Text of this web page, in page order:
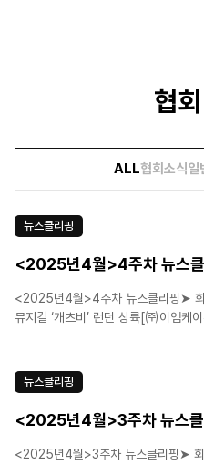
협
ALL협회소식일
뉴스클리핑
<2025년4월>4주차 뉴스
<2025년4월>4주차 뉴스클리핑➤
뮤지컬 ‘개츠비’ 런던 상륙[㈜이엠케
내달 23일 개막 ➤ 업..
뉴스클리핑
<2025년4월>3주차 뉴스클
<2025년4월>3주차 뉴스클리핑➤ 회